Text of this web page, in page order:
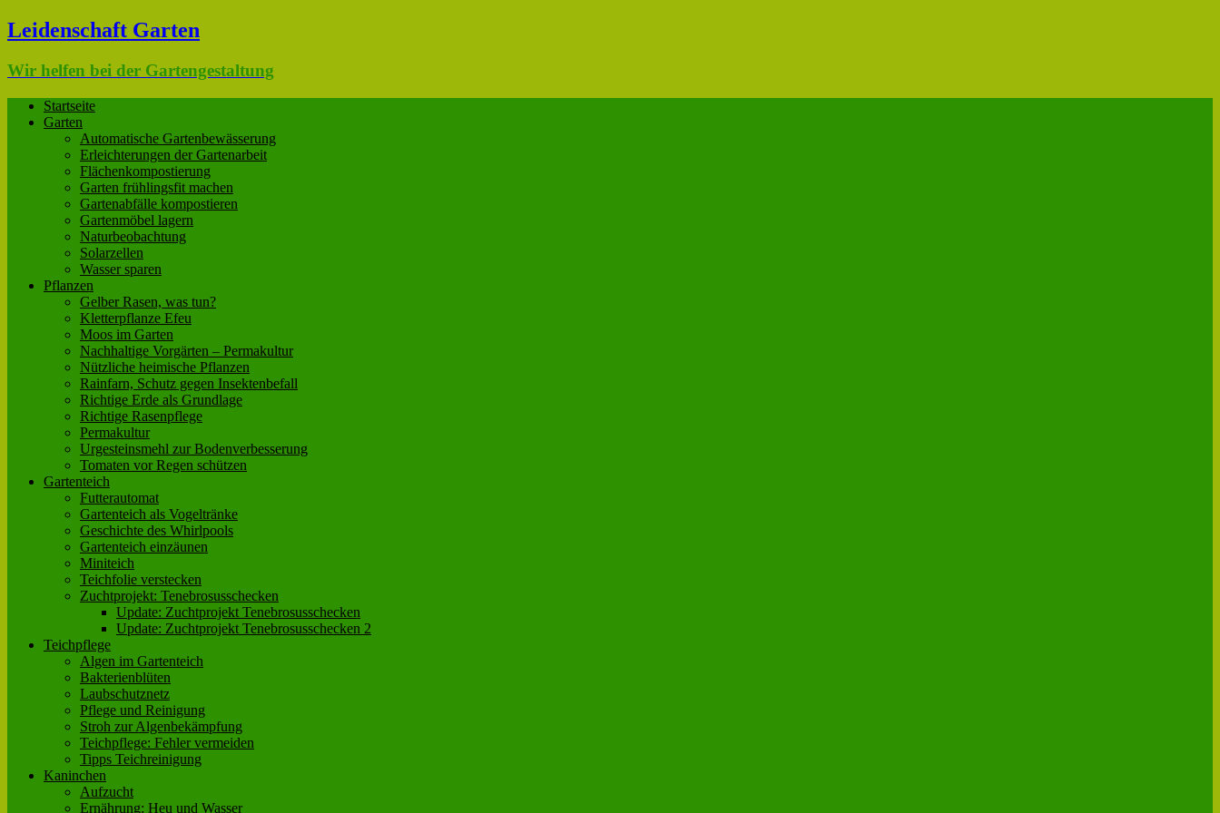
Leidenschaft Garten
Wir helfen bei der Gartengestaltung
Startseite
Garten
Automatische Gartenbewässerung
Erleichterungen der Gartenarbeit
Flächenkompostierung
Garten frühlingsfit machen
Gartenabfälle kompostieren
Gartenmöbel lagern
Naturbeobachtung
Solarzellen
Wasser sparen
Pflanzen
Gelber Rasen, was tun?
Kletterpflanze Efeu
Moos im Garten
Nachhaltige Vorgärten – Permakultur
Nützliche heimische Pflanzen
Rainfarn, Schutz gegen Insektenbefall
Richtige Erde als Grundlage
Richtige Rasenpflege
Permakultur
Urgesteinsmehl zur Bodenverbesserung
Tomaten vor Regen schützen
Gartenteich
Futterautomat
Gartenteich als Vogeltränke
Geschichte des Whirlpools
Gartenteich einzäunen
Miniteich
Teichfolie verstecken
Zuchtprojekt: Tenebrosusschecken
Update: Zuchtprojekt Tenebrosusschecken
Update: Zuchtprojekt Tenebrosusschecken 2
Teichpflege
Algen im Gartenteich
Bakterienblüten
Laubschutznetz
Pflege und Reinigung
Stroh zur Algenbekämpfung
Teichpflege: Fehler vermeiden
Tipps Teichreinigung
Kaninchen
Aufzucht
Ernährung: Heu und Wasser